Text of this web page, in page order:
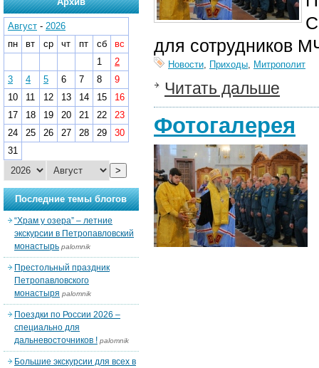
для сотрудников
Новости, Приходы, Митрополит
Читать дальше
Фотогалерея
Август - 2026
пн
вт ср чт пт сб
вс
1
2
3
4 5 6 7 8
9
10
11 12 13 14 15
16
17
18 19 20 21 22
23
24
25 26 27 28 29
30
31
>
Последние темы блогов
“Храм у озера” – летние
экскурсии в Петропавловский
монастырь palomnik
Престольный праздник
Петропавловского
монастыря palomnik
Поездки по России 2026 –
специально для
дальневосточников ! palomnik
Большие экскурсии для всех в